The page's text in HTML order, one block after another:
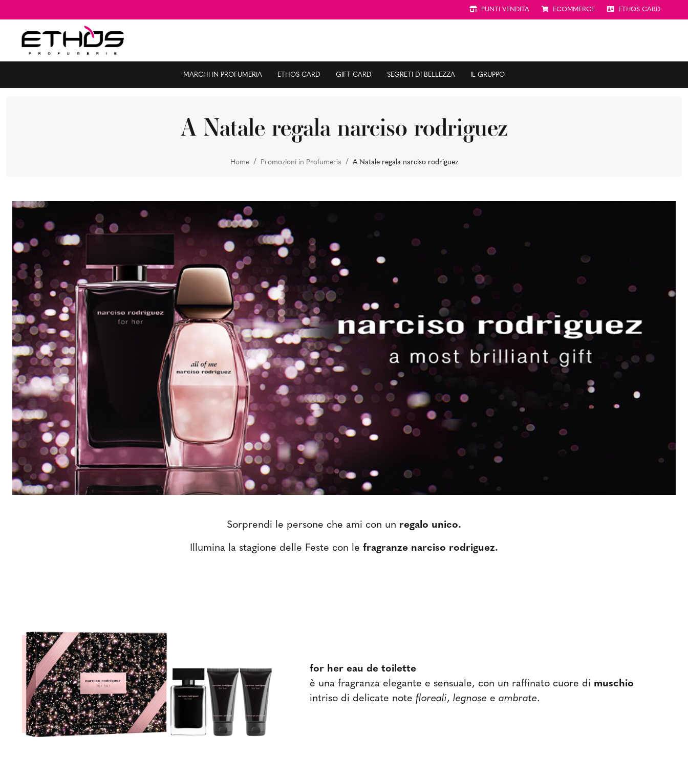
PUNTI VENDITA ECOMMERCE ETHOS CARD
MARCHI IN PROFUMERIA ETHOS CARD GIFT CARD SEGRETI DI BELLEZZA IL GRUPPO
A Natale regala narciso rodriguez
Home Promozioni in Profumeria A Natale regala narciso rodriguez
Sorprendi le persone che ami con un regalo unico.
Illumina la stagione delle Feste con le fragranze narciso rodriguez.
for her eau de toilette
è una fragranza elegante e sensuale, con un raffinato cuore di muschio
intriso di delicate note floreali, legnose e ambrate.